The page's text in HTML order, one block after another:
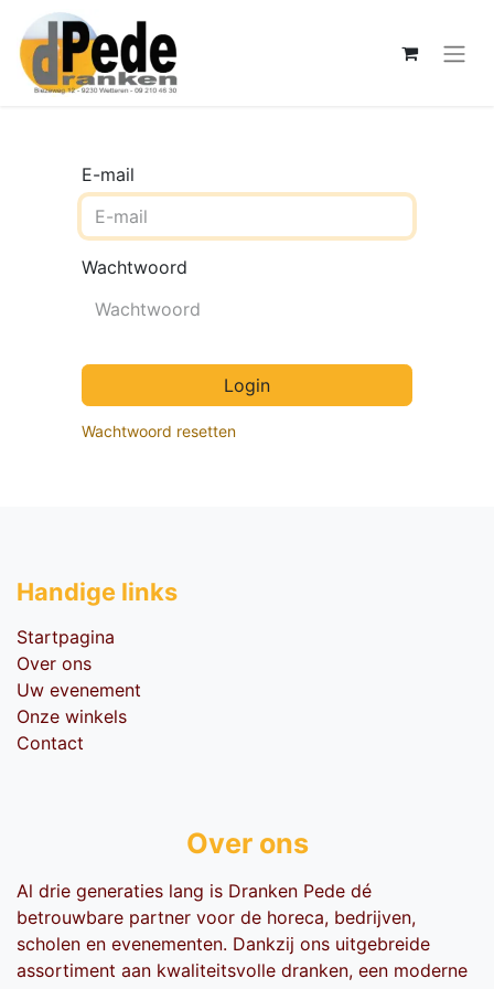
E-mail
Wachtwoord
Login
Wachtwoord resetten
Handige li​nks
Startpagina
Over ons
Uw evenement
Onze winkels
Contact
Over ons
Al drie generaties lang is Dranken Pede dé
betrouwbare partner voor de horeca, bedrijven,
scholen en evenementen. Dankzij ons uitgebreide
assortiment aan kwaliteitsvolle dranken, een moderne